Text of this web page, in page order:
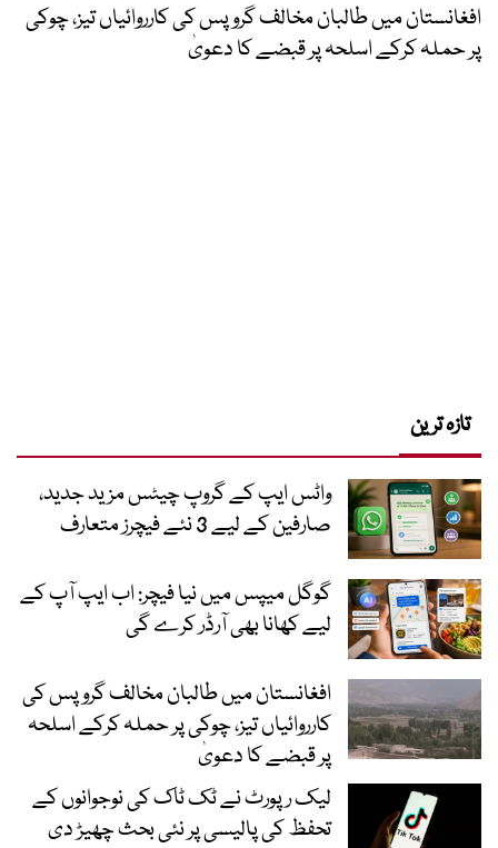
افغانستان میں طالبان مخالف گروپس کی کارروائیاں تیز، چوکی
پر حملہ کرکے اسلحہ پر قبضے کا دعویٰ
تازہ ترین
واٹس ایپ کے گروپ چیٹس مزید جدید،
صارفین کے لیے 3 نئے فیچرز متعارف
گوگل میپس میں نیا فیچر: اب ایپ آپ کے
لیے کھانا بھی آرڈر کرے گی
افغانستان میں طالبان مخالف گروپس کی
کارروائیاں تیز، چوکی پر حملہ کرکے اسلحہ
پر قبضے کا دعویٰ
لیک رپورٹ نے ٹک ٹاک کی نوجوانوں کے
تحفظ کی پالیسی پر نئی بحث چھیڑ دی